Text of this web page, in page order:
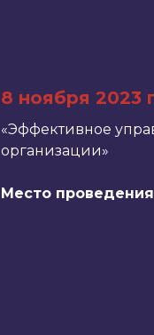
8 ноября 2023
«Эффективное
организации»
Место